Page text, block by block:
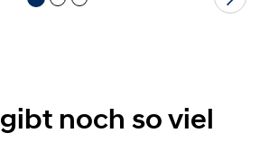
noch so viel